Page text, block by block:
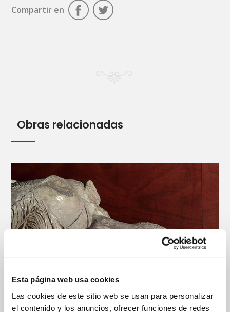
Esta página web usa cookies
Las cookies de este sitio web se usan para personalizar
el contenido y los anuncios, ofrecer funciones de redes
Compartir en
Obras relacionadas